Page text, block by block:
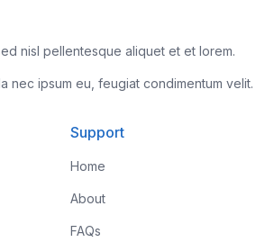
nisl pellentesque aliquet et et lorem.
nec ipsum eu, feugiat condimentum velit.
Support
Home
About
FAQs